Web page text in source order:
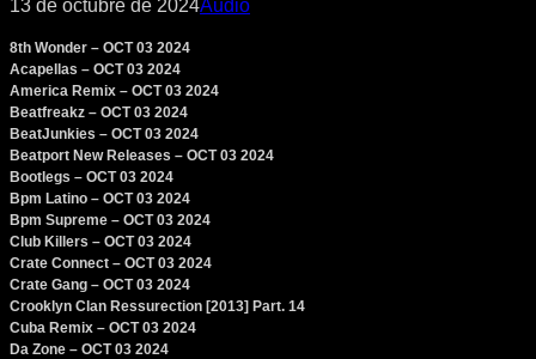
13 de octubre de 2024Audio
8th Wonder – OCT 03 2024
Acapellas – OCT 03 2024
America Remix – OCT 03 2024
Beatfreakz – OCT 03 2024
BeatJunkies – OCT 03 2024
Beatport New Releases – OCT 03 2024
Bootlegs – OCT 03 2024
Bpm Latino – OCT 03 2024
Bpm Supreme – OCT 03 2024
Club Killers – OCT 03 2024
Crate Connect – OCT 03 2024
Crate Gang – OCT 03 2024
Crooklyn Clan Ressurection [2013] Part. 14
Cuba Remix – OCT 03 2024
Da Zone – OCT 03 2024